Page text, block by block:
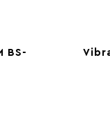
BS-